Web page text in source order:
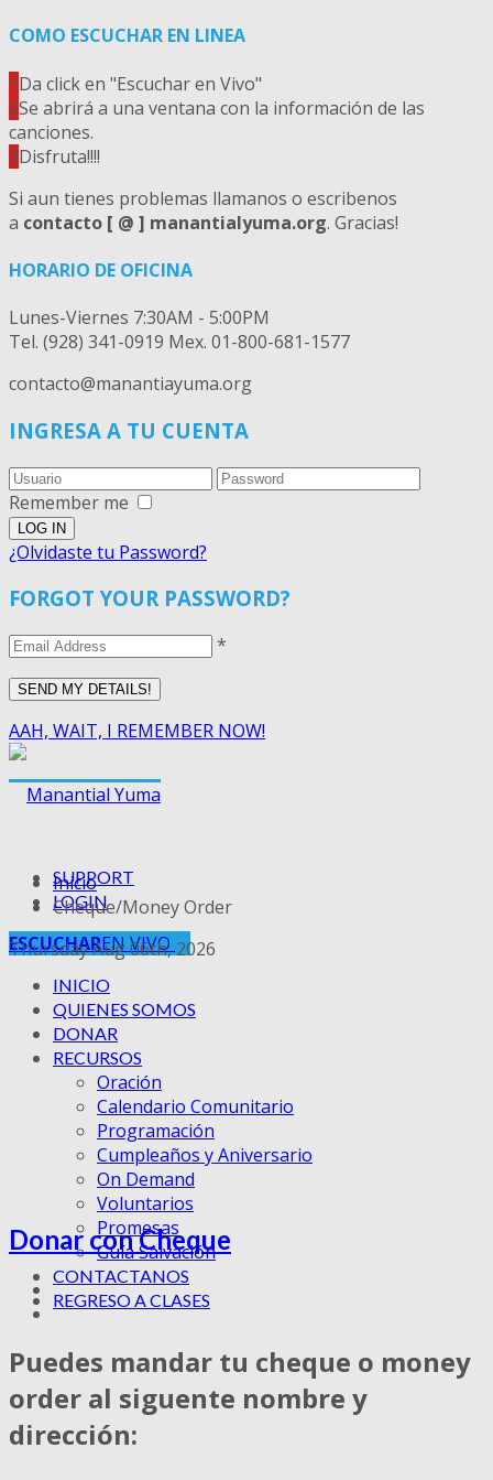
COMO ESCUCHAR EN LINEA
1Da click en "Escuchar en Vivo"
2Se abrirá a una ventana con la información de las
canciones.
3Disfruta!!!!
Si aun tienes problemas llamanos o escribenos
a contacto [ @ ] manantialyuma.org. Gracias!
HORARIO DE OFICINA
Lunes-Viernes 7:30AM - 5:00PM
Tel. (928) 341-0919 Mex. 01-800-681-1577
contacto@manantiayuma.org
INGRESA A TU CUENTA
Remember me
¿Olvidaste tu Password?
FORGOT YOUR PASSWORD?
*
AAH, WAIT, I REMEMBER NOW!
SUPPORT
LOGIN
ESCUCHAREN VIVO
INICIO
QUIENES SOMOS
DONAR
RECURSOS
Oración
Calendario Comunitario
Programación
Cumpleaños y Aniversario
On Demand
Voluntarios
Promesas
Guía Salvación
CONTACTANOS
REGRESO A CLASES
Inicio
Cheque/Money Order
Thursday Aug 06th, 2026
Donar con Cheque
Puedes mandar tu cheque o money
order al siguente nombre y
dirección: